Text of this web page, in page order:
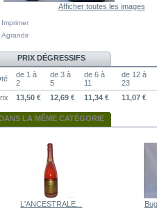
Afficher toutes les images
Imprimer
Agrandir
PRIX DÉGRESSIFS
de 1 à
2
de 3 à
5
de 6 à
11
de 12 à
23
13,50 € 12,69 € 11,34 € 11,07 €
DANS LA MÊME CATÉGORIE
L'ANCESTRALE...